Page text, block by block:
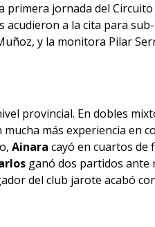
primera jornada del
a la cita para
y la monitora Pilar
provincial. En dobles
más experiencia en
Ainara cayó en cuartos de
ganó dos partidos ante
del club jarote acabó